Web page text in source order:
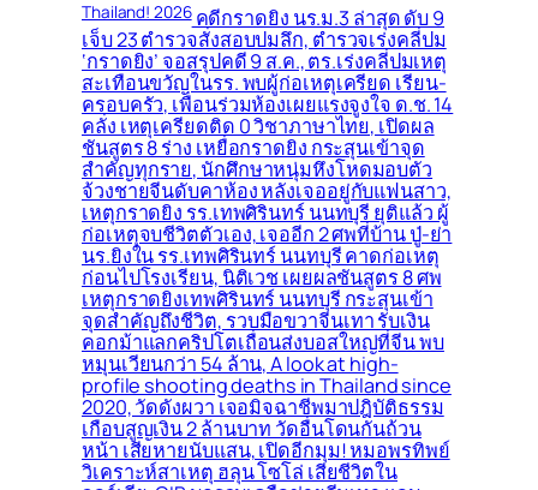
Thailand! 2026คดีกราดยิง นร.ม.3 ล่าสุด ดับ 9
เจ็บ 23 ตำรวจสั่งสอบปมลึก, ตำรวจเร่งคลี่ปม
‘กราดยิง’ จอสรุปคดี 9 ส.ค., ตร.เร่งคลี่ปมเหตุ
สะเทือนขวัญในรร. พบผู้ก่อเหตุเครียด เรียน-
ครอบครัว, เพื่อนร่วมห้องเผยแรงจูงใจ ด.ช. 14
คลั่ง เหตุเครียดติด 0 วิชาภาษาไทย, เปิดผล
ชันสูตร 8 ร่าง เหยื่อกราดยิง กระสุนเข้าจุด
สำคัญทุกราย, นักศึกษาหนุ่มหึงโหดมอบตัว
จ้วงชายจีนดับคาห้อง หลังเจออยู่กับแฟนสาว,
เหตุกราดยิง รร.เทพศิรินทร์ นนทบุรี ยุติแล้ว ผู้
ก่อเหตุจบชีวิตตัวเอง, เจออีก 2 ศพที่บ้าน ปู่-ย่า
นร.ยิงใน รร.เทพศิรินทร์ นนทบุรี คาดก่อเหตุ
ก่อนไปโรงเรียน, นิติเวช เผยผลชันสูตร 8 ศพ
เหตุกราดยิงเทพศิรินทร์ นนทบุรี กระสุนเข้า
จุดสำคัญถึงชีวิต, รวบมือขวาจีนเทา รับเงิน
คอกม้าแลกคริปโตเถื่อนส่งบอสใหญ่ที่จีน พบ
หมุนเวียนกว่า 54 ล้าน, A look at high-
profile shooting deaths in Thailand since
2020, วัดดังผวา เจอมิจฉาชีพมาปฎิบัติธรรม
เกือบสูญเงิน 2 ล้านบาท วัดอื่นโดนกันถ้วน
หน้า เสียหายนับแสน, เปิดอีกมุม! หมอพรทิพย์
วิเคราะห์สาเหตุ ฮลุน โซโล่ เสียชีวิตใน